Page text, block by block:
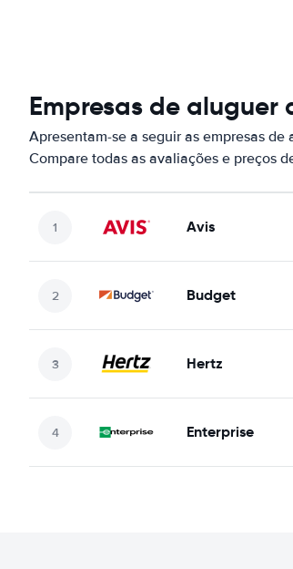
Empresas de aluguer
Apresentam-se a seguir as empresas
Compare todas as avaliações e preços
Avis
Budget
Hertz
Enterprise